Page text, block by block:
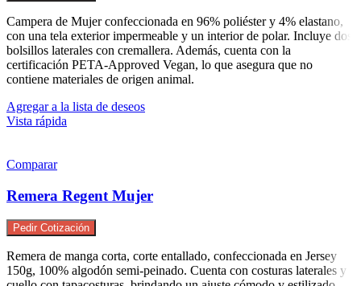
Campera de Mujer confeccionada en 96% poliéster y 4% elastano,
con una tela exterior impermeable y un interior de polar. Incluye dos
bolsillos laterales con cremallera. Además, cuenta con la
certificación PETA-Approved Vegan, lo que asegura que no
contiene materiales de origen animal.
Agregar a la lista de deseos
Vista rápida
Comparar
Remera Regent Mujer
Pedir Cotización
Remera de manga corta, corte entallado, confeccionada en Jersey
150g, 100% algodón semi-peinado. Cuenta con costuras laterales y